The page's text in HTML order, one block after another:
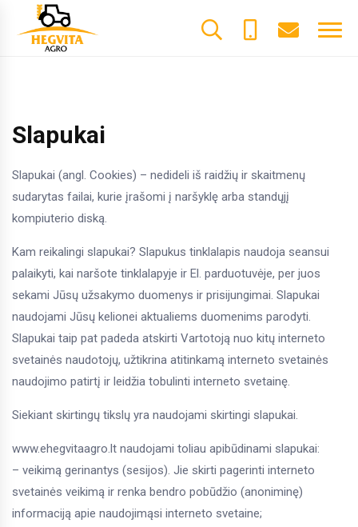
Slapukai
Slapukai (angl. Cookies) – nedideli iš raidžių ir skaitmenų
sudarytas failai, kurie įrašomi į naršyklę arba standųjį
kompiuterio diską.
Kam reikalingi slapukai? Slapukus tinklalapis naudoja seansui
palaikyti, kai naršote tinklalapyje ir El. parduotuvėje, per juos
sekami Jūsų užsakymo duomenys ir prisijungimai. Slapukai
naudojami Jūsų kelionei aktualiems duomenims parodyti.
Slapukai taip pat padeda atskirti Vartotoją nuo kitų interneto
svetainės naudotojų, užtikrina atitinkamą interneto svetainės
naudojimo patirtį ir leidžia tobulinti interneto svetainę.
Siekiant skirtingų tikslų yra naudojami skirtingi slapukai.
www.ehegvitaagro.lt naudojami toliau apibūdinami slapukai:
– veikimą gerinantys (sesijos). Jie skirti pagerinti interneto
svetainės veikimą ir renka bendro pobūdžio (anoniminę)
informaciją apie naudojimąsi interneto svetaine;